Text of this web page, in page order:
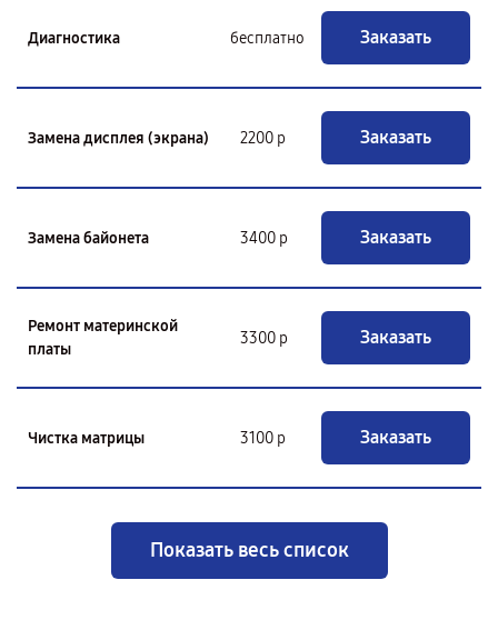
Диагностика бесплатно Заказать
Замена дисплея (экрана) 2200 р Заказать
Замена байонета 3400 р Заказать
Ремонт материнской
платы
3300 р Заказать
Чистка матрицы 3100 р Заказать
Показать весь список